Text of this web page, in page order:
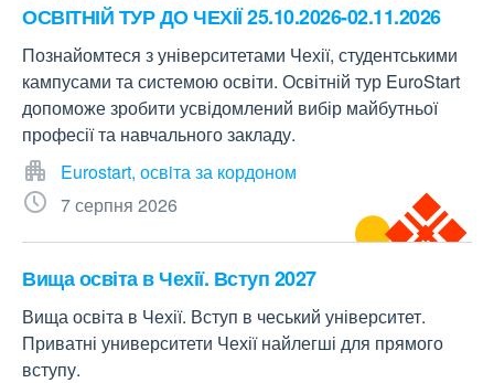
ОСВІТНІЙ ТУР ДО ЧЕХІЇ 25.10.2026-02.11.2026
Познайомтеся з університетами Чехії, студентськими
кампусами та системою освіти. Освітній тур EuroStart
допоможе зробити усвідомлений вибір майбутньої
професії та навчального закладу.
Eurostart, освiта за кордоном
7 серпня 2026
Вища освіта в Чехії. Вступ 2027
Вища освіта в Чехії. Вступ в чеський університет.
Приватні университети Чехії найлегші для прямого
вступу.